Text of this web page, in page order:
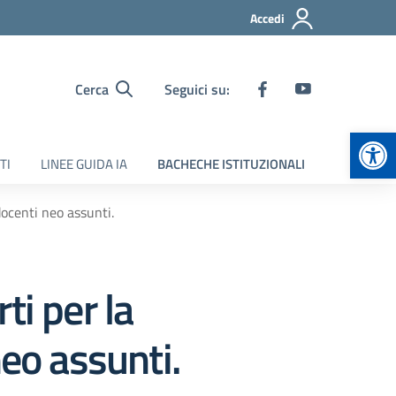
Accedi
Cerca Seguici su:
LINEE GUIDA IA BACHECHE ISTITUZIONALI
neo assunti.
per la
assunti.